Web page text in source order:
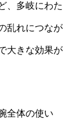
、多岐にわた
乱れにつなが
大きな効果が
全体の使い